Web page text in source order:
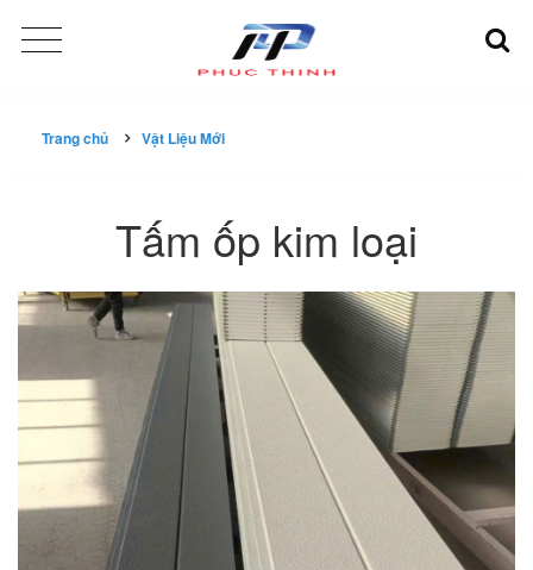
Trang chủ Vật Liệu Mới
Tấm ốp kim loại